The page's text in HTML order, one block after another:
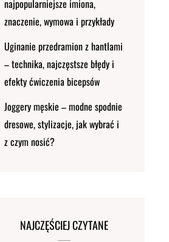
najpopularniejsze imiona,
znaczenie, wymowa i przykłady
Uginanie przedramion z hantlami
– technika, najczęstsze błędy i
efekty ćwiczenia bicepsów
Joggery męskie – modne spodnie
dresowe, stylizacje, jak wybrać i
z czym nosić?
NAJCZĘŚCIEJ CZYTANE